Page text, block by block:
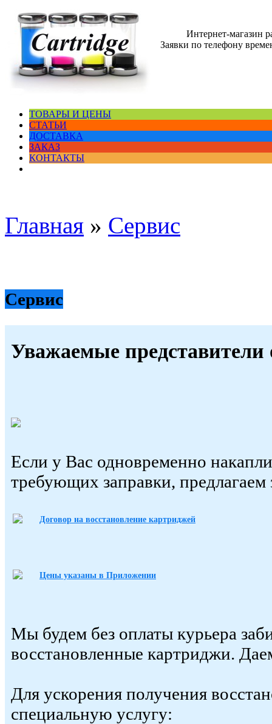
Интернет-магазин
Заявки по телефону
ТОВАРЫ И ЦЕНЫ
СТАТЬИ
ДОСТАВКА
ЗАКАЗ
КОНТАКТЫ
Главная » Сервис
Сервис
Уважаемые представители
Если у Вас одновременно
требующих заправки, предлагаем
Договор на восстановление картриджей
Цены указаны в Приложении
Мы будем без оплаты курьера
восстановленные картриджи.
Для ускорения получения
специальную услугу: